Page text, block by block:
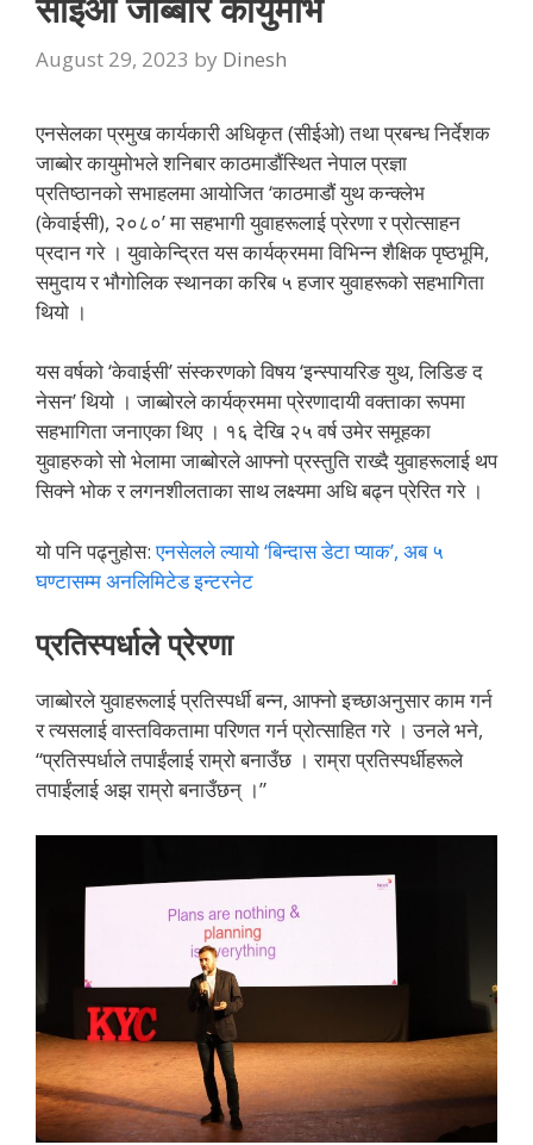
August 29, 2023 by Dinesh
एनसेलका प्रमुख कार्यकारी अधिकृत (सीईओ) तथा प्रबन्ध निर्देशक
जाब्बोर कायुमोभले शनिबार काठमाडौंस्थित नेपाल प्रज्ञा
प्रतिष्ठानको सभाहलमा आयोजित ‘काठमाडौं युथ कन्क्लेभ
(केवाईसी), २०८०’ मा सहभागी युवाहरूलाई प्रेरणा र प्रोत्साहन
प्रदान गरे । युवाकेन्द्रित यस कार्यक्रममा विभिन्न शैक्षिक पृष्ठभूमि,
समुदाय र भौगोलिक स्थानका करिब ५ हजार युवाहरूको सहभागिता
थियो ।
यस वर्षको ‘केवाईसी’ संस्करणको विषय ‘इन्स्पायरिङ युथ, लिडिङ द
नेसन’ थियो । जाब्बोरले कार्यक्रममा प्रेरणादायी वक्ताका रूपमा
सहभागिता जनाएका थिए । १६ देखि २५ वर्ष उमेर समूहका
युवाहरुको सो भेलामा जाब्बोरले आफ्नो प्रस्तुति राख्दै युवाहरूलाई थप
सिक्ने भोक र लगनशीलताका साथ लक्ष्यमा अधि बढ्न प्रेरित गरे ।
यो पनि पढ्नुहोस:एनसेलले ल्यायो ‘बिन्दास डेटा प्याक’, अब ५
घण्टासम्म अनलिमिटेड इन्टरनेट
प्रतिस्पर्धाले प्रेरणा
जाब्बोरले युवाहरूलाई प्रतिस्पर्धी बन्न, आफ्नो इच्छाअनुसार काम गर्न
र त्यसलाई वास्तविकतामा परिणत गर्न प्रोत्साहित गरे । उनले भने,
“प्रतिस्पर्धाले तपाईंलाई राम्रो बनाउँछ । राम्रा प्रतिस्पर्धीहरूले
तपाईंलाई अझ राम्रो बनाउँछन् ।”